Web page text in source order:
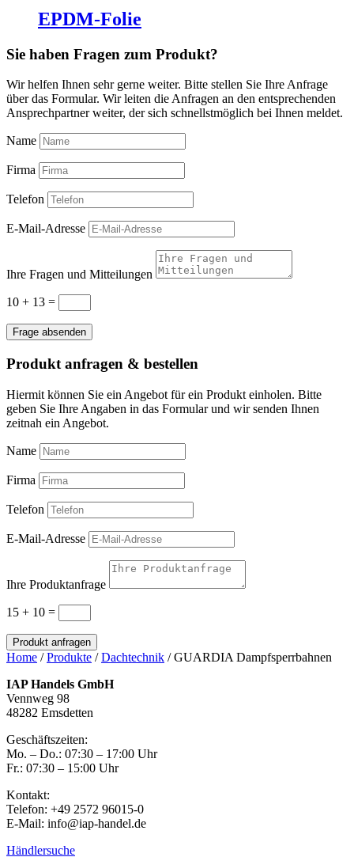
EPDM-Folie
Sie haben Fragen zum Produkt?
Wir helfen Ihnen sehr gerne weiter. Bitte stellen Sie Ihre Anfrage
über das Formular. Wir leiten die Anfragen an den entsprechenden
Ansprechpartner weiter, der sich schnellstmöglich bei Ihnen meldet.
Name
Firma
Telefon
E-Mail-Adresse
Ihre Fragen und Mitteilungen
10 + 13 =
Frage absenden
Produkt anfragen & bestellen
Hiermit können Sie ein Angebot für ein Produkt einholen. Bitte
geben Sie Ihre Angaben in das Formular und wir senden Ihnen
zeitnah ein Angebot.
Name
Firma
Telefon
E-Mail-Adresse
Ihre Produktanfrage
15 + 10 =
Produkt anfragen
Home /Produkte /Dachtechnik / GUARDIA Dampfsperrbahnen
IAP Handels GmbH
Vennweg 98
48282 Emsdetten
Geschäftszeiten:
Mo. – Do.: 07:30 – 17:00 Uhr
Fr.: 07:30 – 15:00 Uhr
Kontakt:
Telefon: +49 2572 96015-0
E-Mail: info@iap-handel.de
Händlersuche